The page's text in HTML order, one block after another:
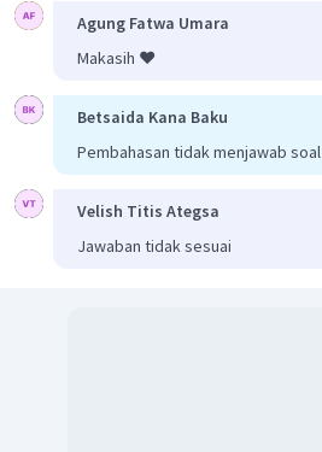
Jadi, jawaban yang tepat adalah C.
Agung Fatwa Umara
Makasih ❤️
Betsaida Kana Baku
Pembahasan tidak menjawab soal
Velish Titis Ategsa
Jawaban tidak sesuai